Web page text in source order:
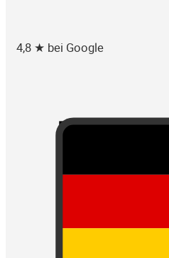
4,8 ★ bei Google